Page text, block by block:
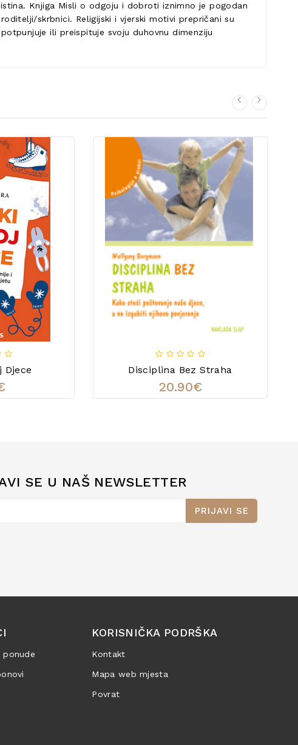
Knjiga Misli o odgoju i dobroti iznimno je pogodan
skrbnici. Religijski i vjerski motivi prepričani su
ili preispituje svoju duhovnu dimenziju
Djece Disciplina Bez Straha
20.90€
SE U NAŠ NEWSLETTER
PRIJAVI SE
ponude
KORISNIČKA PODRŠKA
Kontakt
Mapa web mjesta
Povrat